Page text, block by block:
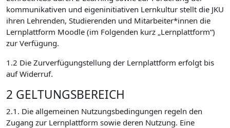
kommunikativen und eigeninitiativen Lernkultur stellt die JKU
ihren Lehrenden, Studierenden und Mitarbeiter*innen die
Lernplattform Moodle (im Folgenden kurz „Lernplattform“)
zur Verfügung.
1.2 Die Zurverfügungstellung der Lernplattform erfolgt bis
auf Widerruf.
2 GELTUNGSBEREICH
2.1. Die allgemeinen Nutzungsbedingungen regeln den
Zugang zur Lernplattform sowie deren Nutzung. Eine